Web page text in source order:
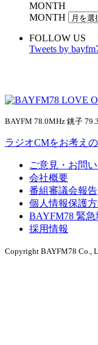
MONTH
MONTH
FOLLOW US
Tweets by
BAYFM 78.0MHz 銚子
ラジオCMをお考え
ご意見・お問
会社概要
番組審議会報告
個人情報保護
BAYFM78 緊急
採用情報
Copyright BAYFM78 Co.,